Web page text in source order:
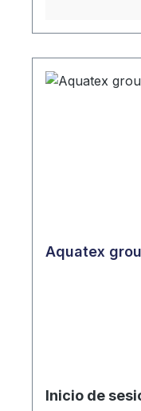
Aquatex
Inicio de